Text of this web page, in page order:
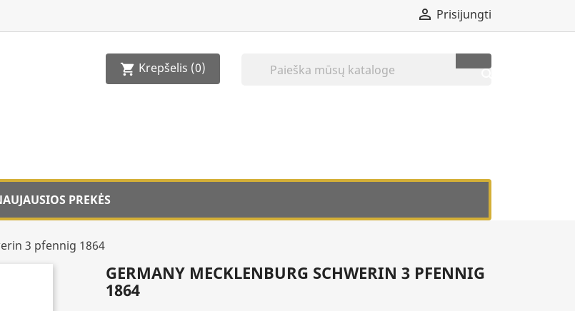
 Prisijungti
shopping_cart Krepšelis (0)
PREKĖS
3 pfennig 1864
GERMANY MECKLENBURG SCHWERIN 3 PFENNIG
1864